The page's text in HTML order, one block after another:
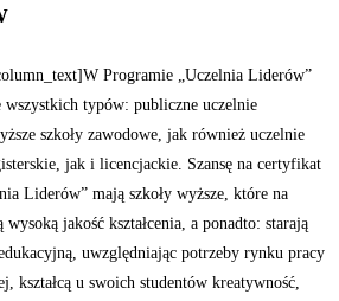
Programie „Uczelnia Liderów”
wszystkich typów: publiczne uczelnie
szkoły zawodowe, jak również uczelnie
jak i licencjackie. Szansę na certyfikat
Liderów” mają szkoły wyższe, które na
jakość kształcenia, a ponadto: starają
uwzględniając potrzeby rynku pracy
kształcą u swoich studentów kreatywność,